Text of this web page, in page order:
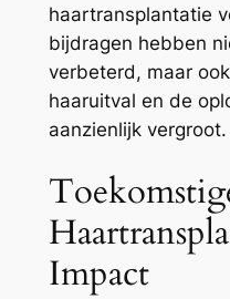
haartransplantatie
bijdragen hebben
verbeterd, maar
haaruitval en de
aanzienlijk vergroot.
Impact